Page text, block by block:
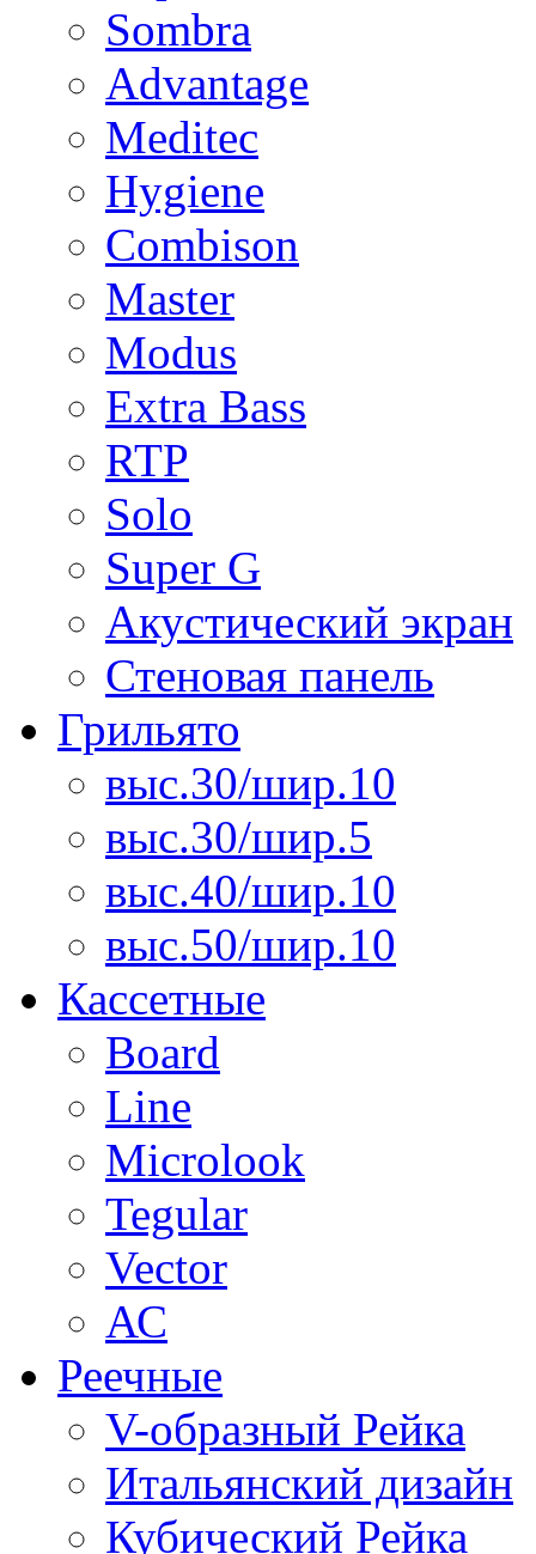
Sombra
Advantage
Meditec
Hygiene
Combison
Master
Modus
Extra Bass
RTP
Solo
Super G
Акустический экран
Стеновая панель
Грильято
выс.30/шир.10
выс.30/шир.5
выс.40/шир.10
выс.50/шир.10
Кассетные
Board
Line
Microlook
Tegular
Vector
АС
Реечные
V-образный Рейка
Итальянский дизайн
Кубический Рейка